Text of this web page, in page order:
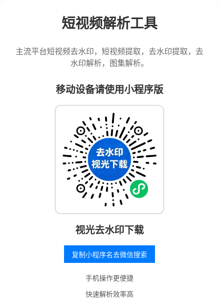
短视频解析工具
主流平台短视频去水印，短视频提取，去水印提取，去
水印解析，图集解析。
移动设备请使用小程序版
视光去水印下载
复制小程序名去微信搜索
手机操作更便捷
快速解析效率高